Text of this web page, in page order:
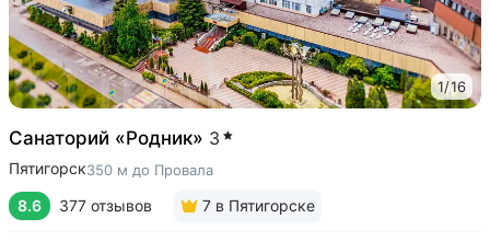
1/16
Санаторий «Родник» 3
Пятигорск350 м до Провала
8.6 377 отзывов 7 в Пятигорске